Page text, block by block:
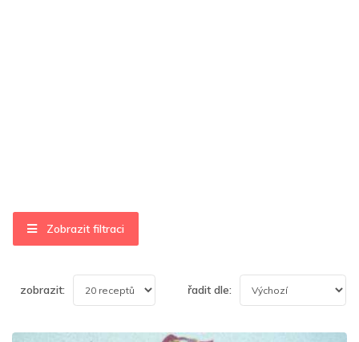
Zobrazit filtraci
zobrazit: řadit dle: